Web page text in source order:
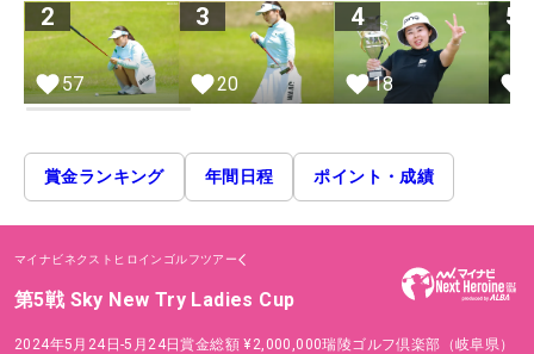
2
57
3
20
4
18
5
賞金ランキング 年間日程 ポイント・成績
マイナビネクストヒロインゴルフツアー
第5戦 Sky New Try Ladies Cup
2024年5月24日-5月24日賞金総額 ¥2,000,000瑞陵ゴルフ倶楽部（岐阜県）